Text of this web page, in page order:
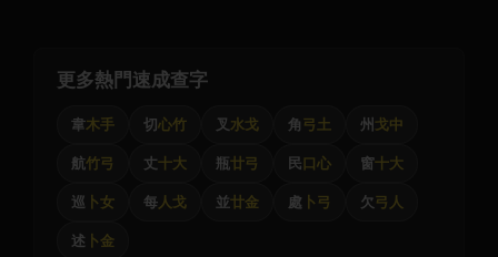
更多熱門速成查字
韋木手 切心竹 叉 水戈 角弓土 州 戈中
航竹弓 丈十大 瓶廿弓 民口心 窗十大
巡 卜女 每人戈 並廿金 處 卜弓 欠弓人
述 卜金